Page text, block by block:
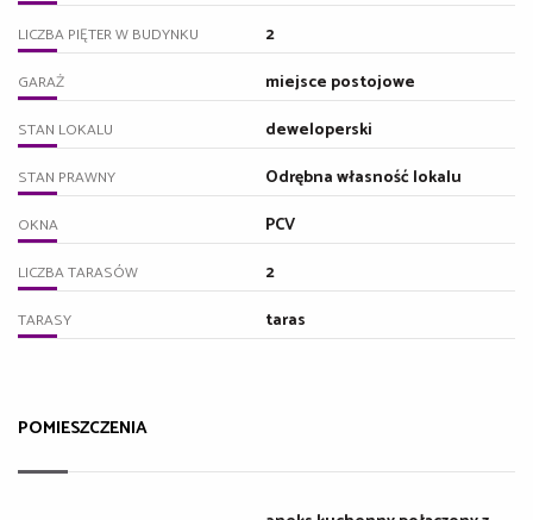
LICZBA PIĘTER W BUDYNKU 2
GARAŻ miejsce postojowe
STAN LOKALU deweloperski
STAN PRAWNY Odrębna własność lokalu
OKNA PCV
LICZBA TARASÓW 2
TARASY taras
POMIESZCZENIA